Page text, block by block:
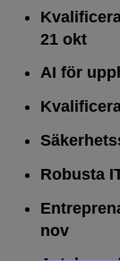
21 okt
AI för
Robusta
nov